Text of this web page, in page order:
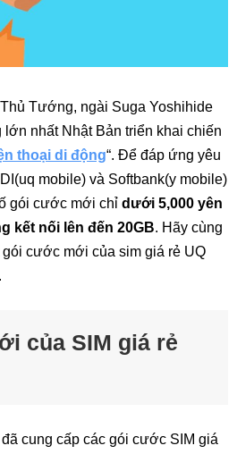
Tướng, ngài Suga Yoshihide
lớn nhất Nhật Bản triển khai chiến
thoại di động“. Để đáp ứng yêu
mobile) và Softbank(y mobile)
gói cước mới chỉ dưới 5,000 yên
kết nối lên đến 20GB. Hãy cùng
cước mới của sim giá rẻ UQ
của SIM giá rẻ
cung cấp các gói cước SIM giá